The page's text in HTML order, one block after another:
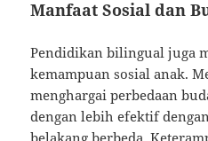
Manfaat Sosial dan
Pendidikan bilingual juga
kemampuan sosial anak.
menghargai perbedaan
dengan lebih efektif
belakang berbeda.